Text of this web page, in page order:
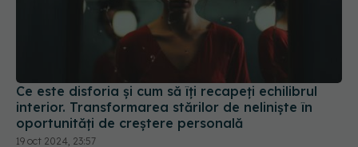
Ce este disforia și cum să îți recapeți echilibrul
interior. Transformarea stărilor de neliniște în
oportunități de creștere personală
19 oct 2024, 23:57